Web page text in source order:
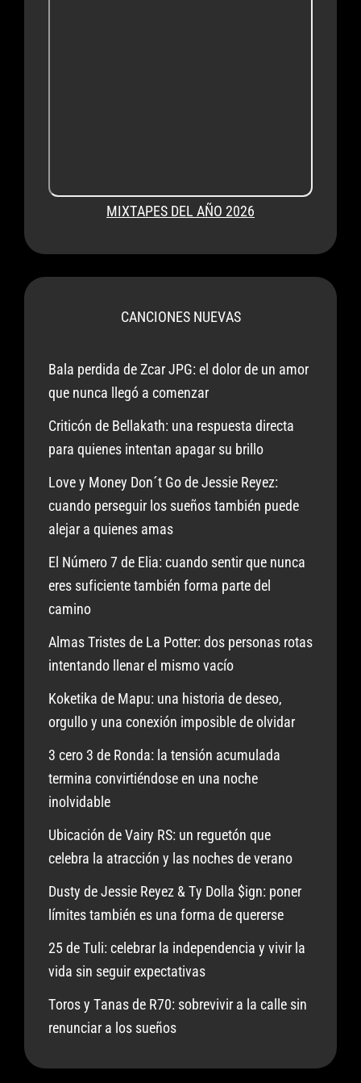
Verdad
MIXTAPES DEL AÑO 2026
CANCIONES NUEVAS
Bala perdida de Zcar JPG: el dolor de un amor
que nunca llegó a comenzar
Criticón de Bellakath: una respuesta directa
para quienes intentan apagar su brillo
Love y Money Don´t Go de Jessie Reyez:
cuando perseguir los sueños también puede
alejar a quienes amas
El Número 7 de Elia: cuando sentir que nunca
eres suficiente también forma parte del
camino
Almas Tristes de La Potter: dos personas rotas
intentando llenar el mismo vacío
Koketika de Mapu: una historia de deseo,
orgullo y una conexión imposible de olvidar
3 cero 3 de Ronda: la tensión acumulada
termina convirtiéndose en una noche
inolvidable
Ubicación de Vairy RS: un reguetón que
celebra la atracción y las noches de verano
Dusty de Jessie Reyez & Ty Dolla $ign: poner
límites también es una forma de quererse
25 de Tuli: celebrar la independencia y vivir la
vida sin seguir expectativas
Toros y Tanas de R70: sobrevivir a la calle sin
renunciar a los sueños